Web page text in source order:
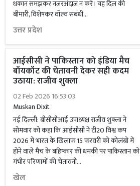
थकान समझकर नजरअंदाज न करें। यह दिल की
बीमारी, विशेषकर वॉल्व संबंधी...
उत्तर प्रदेश
आईसीसी ने पाकिस्तान को इंडिया मैच
बॉयकॉट की चेतावनी देकर सही कदम
उठाया: राजीव शुक्ला
02 Feb 2026 16:53:03
Muskan Dixit
नई दिल्ली: बीसीसीआई उपाध्यक्ष राजीव शुक्ला ने
सोमवार को कहा कि आईसीसी ने टी20 विश्व कप
2026 में भारत के खिलाफ 15 फरवरी को कोलंबो में
होने वाले मैच के बहिष्कार की धमकी पर पाकिस्तान को
गंभीर परिणामों की चेतावनी...
खेल